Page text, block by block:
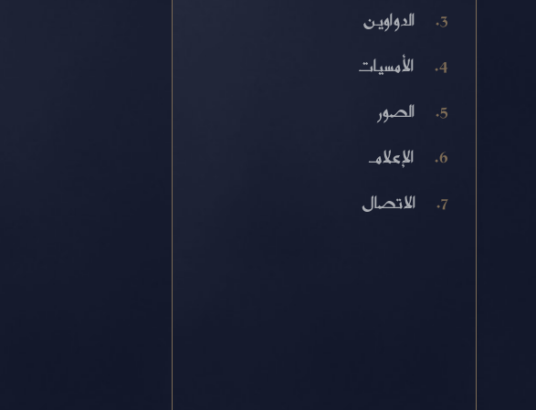
الدواوين
الأمسيات
الصور
الإعلام
الاتصال